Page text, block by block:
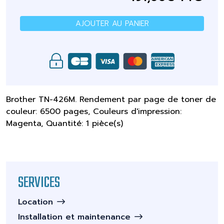
AJOUTER AU PANIER
Brother TN-426M. Rendement par page de toner de
couleur: 6500 pages, Couleurs d'impression:
Magenta, Quantité: 1 pièce(s)
SERVICES
Location
Installation et maintenance